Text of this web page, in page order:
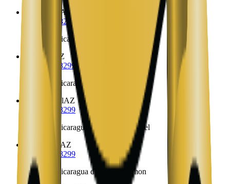
AZ
(702) 879-8299
Envíos a Nicaragua desde San Carlos
San Luis
AZ
(702) 879-8299
Envíos a Nicaragua desde San Luis
San ManuelAZ
(702) 879-8299
Envíos a Nicaragua desde San Manuel
AZ
(702) 879-8299
Envíos a Nicaragua desde San Simon